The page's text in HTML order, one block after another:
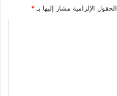
الحقول الإلزامية مشار إليها بـ *